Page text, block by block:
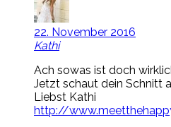
22. November 2016
Kathi
Ach sowas ist doch
Jetzt schaut dein Schnitt
Liebst Kathi
http://